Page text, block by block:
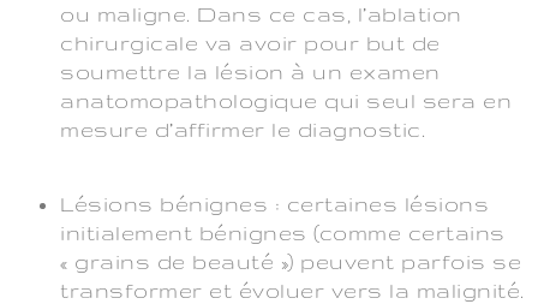
ou maligne. Dans ce cas, l’ablation
chirurgicale va avoir pour but de
soumettre la lésion à un examen
anatomopathologique qui seul sera en
mesure d’affirmer le diagnostic.
Lésions bénignes : certaines lésions
initialement bénignes (comme certains
« grains de beauté ») peuvent parfois se
transformer et évoluer vers la malignité.